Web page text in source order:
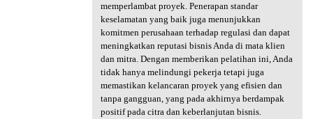
memperlambat proyek. Penerapan standar
keselamatan yang baik juga menunjukkan
komitmen perusahaan terhadap regulasi dan dapat
meningkatkan reputasi bisnis Anda di mata klien
dan mitra. Dengan memberikan pelatihan ini, Anda
tidak hanya melindungi pekerja tetapi juga
memastikan kelancaran proyek yang efisien dan
tanpa gangguan, yang pada akhirnya berdampak
positif pada citra dan keberlanjutan bisnis.